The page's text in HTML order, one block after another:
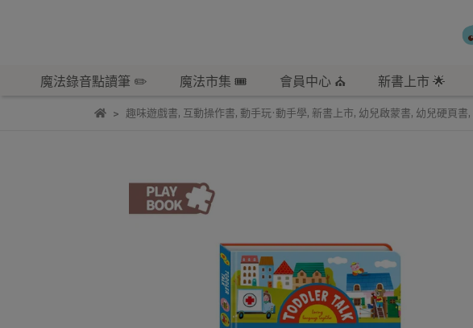
魔法錄音點讀筆 ✏️ 魔法市集 🎟️ 會員中心 ⛪️ 新書上市 🌟
趣味遊戲書, 互動操作書, 動手玩·動手學, 新書上市, 幼兒啟蒙書, 幼兒硬頁書,